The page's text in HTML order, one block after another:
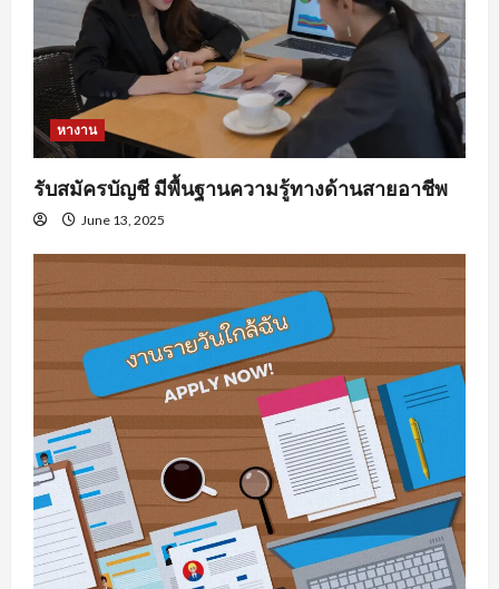
หางาน
รับสมัครบัญชี มีพื้นฐานความรู้ทางด้านสายอาชีพ
June 13, 2025